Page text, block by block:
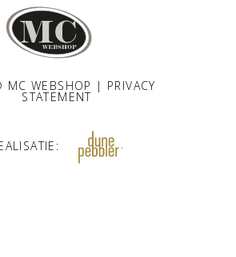
WEBSHOP | PRIVACY
STATEMENT